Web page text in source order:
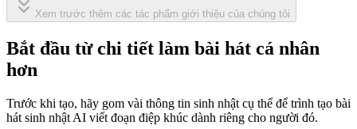
Xem trước thêm các tác phẩm giới thiệu của chúng tôi
Bắt đầu từ chi tiết làm bài hát cá nhân
hơn
Trước khi tạo, hãy gom vài thông tin sinh nhật cụ thể để trình tạo bài
hát sinh nhật AI viết đoạn điệp khúc dành riêng cho người đó.